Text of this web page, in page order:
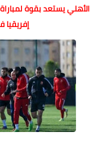
الأهلي يستعد بقوة